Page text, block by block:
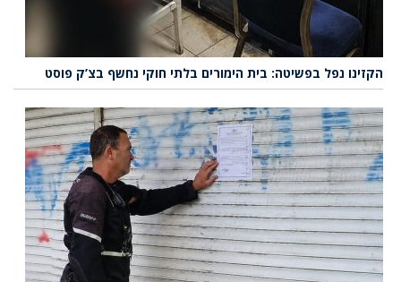
הקזינו נפל בפשיטה: בית הימורים בלתי חוקי נחשף בצ’ק פוסט